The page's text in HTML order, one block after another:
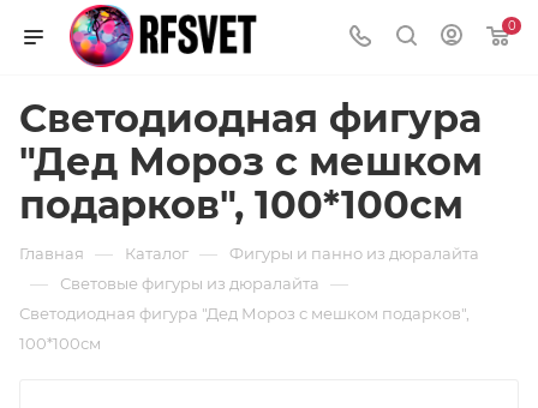
0
Светодиодная фигура
"Дед Мороз с мешком
подарков", 100*100см
Главная — Каталог — Фигуры и панно из дюралайта
— Световые фигуры из дюралайта —
Светодиодная фигура "Дед Мороз с мешком подарков",
100*100см